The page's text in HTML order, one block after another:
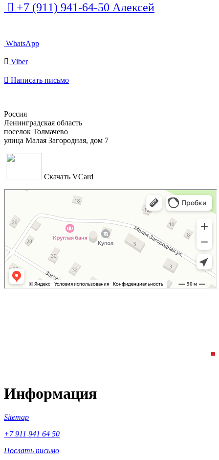
 +7 (911) 941-64-50 Алексей
WhatsApp
 Viber
 Написать письмо
Россия
Ленинградская область
поселок Толмачево
улица Малая Загородная, дом 7
Скачать VCard
Информация
Sitemap
+7 911 941 64 50
Послать письмо